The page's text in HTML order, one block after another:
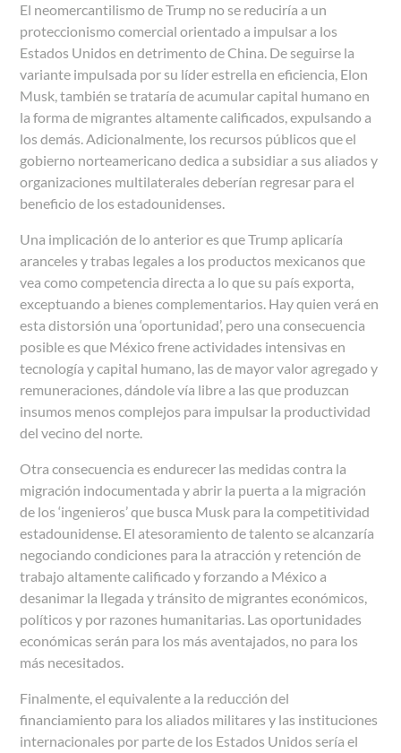
El neomercantilismo de Trump no se reduciría a un
proteccionismo comercial orientado a impulsar a los
Estados Unidos en detrimento de China. De seguirse la
variante impulsada por su líder estrella en eficiencia, Elon
Musk, también se trataría de acumular capital humano en
la forma de migrantes altamente calificados, expulsando a
los demás. Adicionalmente, los recursos públicos que el
gobierno norteamericano dedica a subsidiar a sus aliados y
organizaciones multilaterales deberían regresar para el
beneficio de los estadounidenses.
Una implicación de lo anterior es que Trump aplicaría
aranceles y trabas legales a los productos mexicanos que
vea como competencia directa a lo que su país exporta,
exceptuando a bienes complementarios. Hay quien verá en
esta distorsión una ‘oportunidad’, pero una consecuencia
posible es que México frene actividades intensivas en
tecnología y capital humano, las de mayor valor agregado y
remuneraciones, dándole vía libre a las que produzcan
insumos menos complejos para impulsar la productividad
del vecino del norte.
Otra consecuencia es endurecer las medidas contra la
migración indocumentada y abrir la puerta a la migración
de los ‘ingenieros’ que busca Musk para la competitividad
estadounidense. El atesoramiento de talento se alcanzaría
negociando condiciones para la atracción y retención de
trabajo altamente calificado y forzando a México a
desanimar la llegada y tránsito de migrantes económicos,
políticos y por razones humanitarias. Las oportunidades
económicas serán para los más aventajados, no para los
más necesitados.
Finalmente, el equivalente a la reducción del
financiamiento para los aliados militares y las instituciones
internacionales por parte de los Estados Unidos sería el